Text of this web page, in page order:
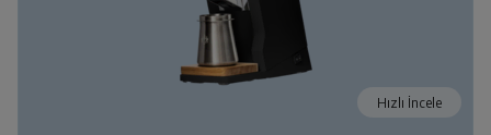
Hızlı İncele